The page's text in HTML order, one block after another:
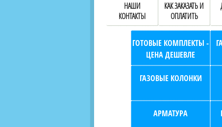
НАШИ
КОНТАКТЫ
КАК ЗАКАЗАТЬ И
ОПЛАТИТЬ
ГОТОВЫЕ КОМПЛЕКТЫ -
ЦЕНА ДЕШЕВЛЕ
ГАЗОВЫЕ КОЛОНКИ
АРМАТУРА